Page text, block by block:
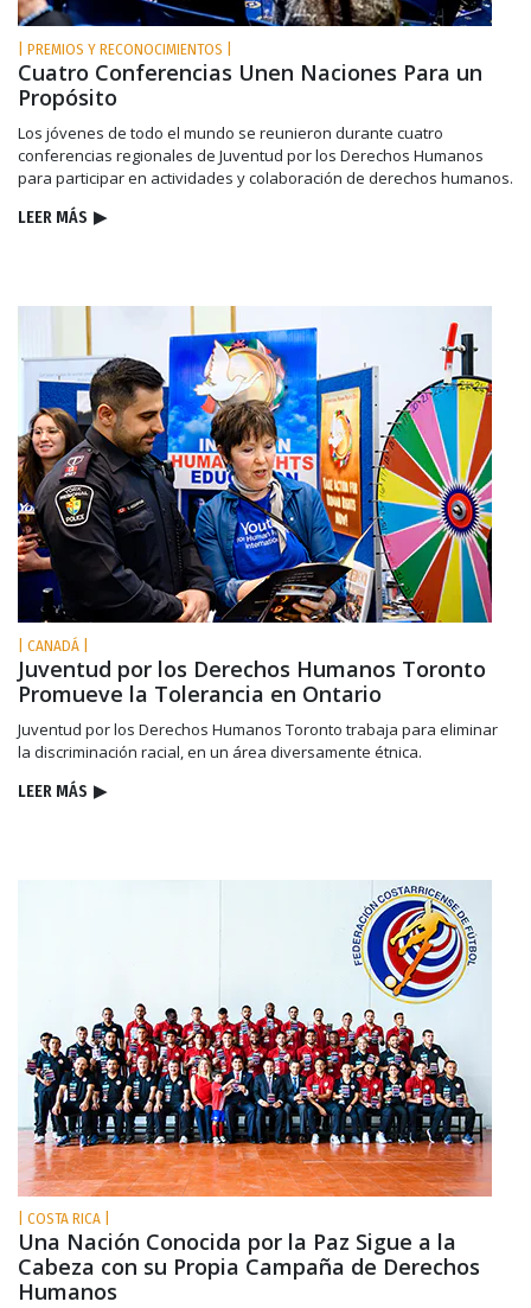
| PREMIOS Y RECONOCIMIENTOS |
Cuatro Conferencias Unen Naciones Para un
Propósito
Los jóvenes de todo el mundo se reunieron durante cuatro
conferencias regionales de Juventud por los Derechos Humanos
para participar en actividades y colaboración de derechos humanos.
LEER MÁS ▶
| CANADÁ |
Juventud por los Derechos Humanos Toronto
Promueve la Tolerancia en Ontario
Juventud por los Derechos Humanos Toronto trabaja para eliminar
la discriminación racial, en un área diversamente étnica.
LEER MÁS ▶
| COSTA RICA |
Una Nación Conocida por la Paz Sigue a la
Cabeza con su Propia Campaña de Derechos
Humanos